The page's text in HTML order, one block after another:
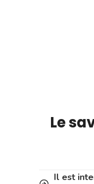
Le
Il est